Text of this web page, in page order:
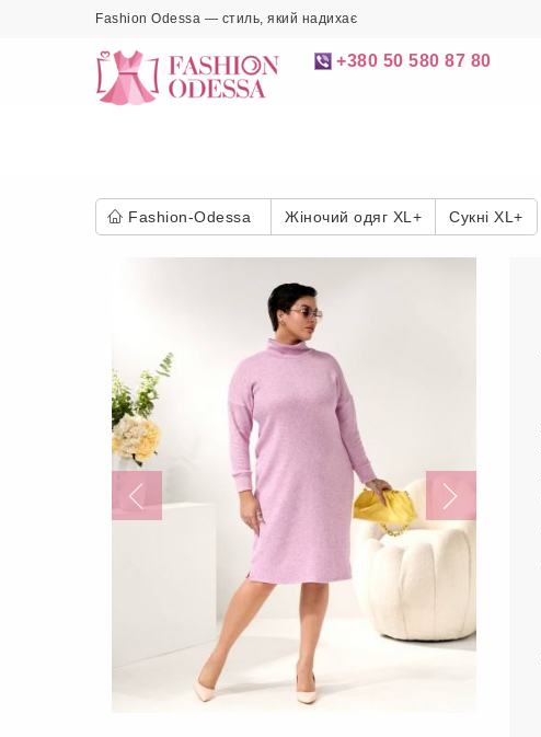
Fashion Odessa — стиль, який надихає
+380 50 580 87 80
Fashion-Odessa Жіночий одяг XL+ Сукні XL+